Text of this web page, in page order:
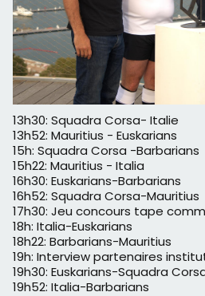
13h30: Squadra Corsa- Italie
13h52: Mauritius - Euskarians
15h: Squadra Corsa -Barbarians
15h22: Mauritius - Italia
16h30: Euskarians-Barbarians
16h52: Squadra Corsa-Mauritius
17h30: Jeu concours tape
18h: Italia-Euskarians
18h22: Barbarians-Mauritius
19h: Interview partenaires
19h30: Euskarians-Squadra
19h52: Italia-Barbarians